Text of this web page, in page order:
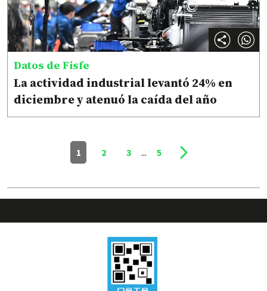
Datos de Fisfe
La actividad industrial levantó 24% en
diciembre y atenuó la caída del año
1 2 3 ... 5